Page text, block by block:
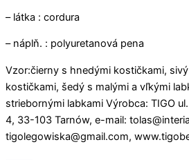
– látka : cordura
– náplň. : polyuretanová pena
Vzor:čierny s hnedými kostičkami,
kostičkami, šedý s malými a vľkými
striebornými labkami Výrobca: TIGO
4, 33-103 Tarnów, e-mail:
tigolegowiska@gmail.com,